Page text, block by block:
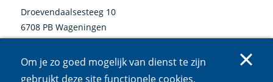
Om je zo goed mogelijk van dienst te zijn
gebruikt deze site functionele cookies,
Droevendaalsesteeg 10
6708 PB Wageningen
communicatie@nioo.knaw.nl